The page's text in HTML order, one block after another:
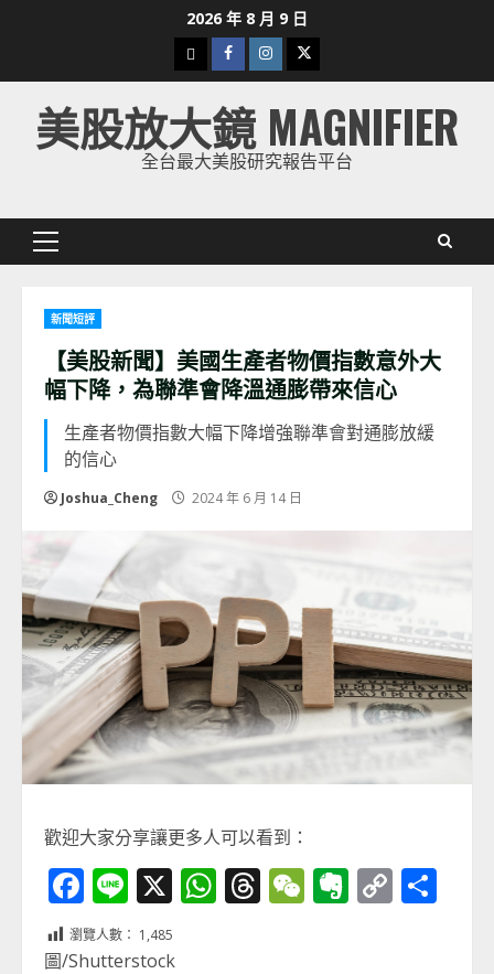
2026 年 8 月 9 日
下
載
美
股
Facebook
Instagram
Twitter
美股放大鏡 MAGNIFIER
全台最大美股研究報告平台
Primary
新聞短評
【美股新聞】美國生產者物價指數意外大
幅下降，為聯準會降溫通膨帶來信心
生產者物價指數大幅下降增強聯準會對通膨放緩
的信心
Joshua_Cheng 2024 年 6 月 14 日
歡迎大家分享讓更多人可以看到：
Facebook
Line
X WhatsApp
Threads
WeChat
Evernote
Copy
瀏覽人數： 1,485
圖/Shutterstock